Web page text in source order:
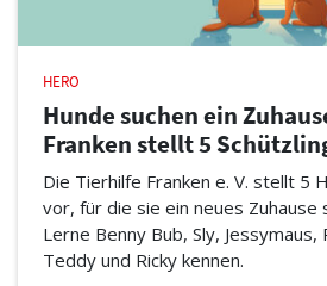
HERO
Hunde suchen ein
Franken stellt 5
Die Tierhilfe Franken e. V. stellt 5
vor, für die sie ein neues Zuhause
Lerne Benny Bub, Sly, Jessymaus,
Teddy und Ricky kennen.